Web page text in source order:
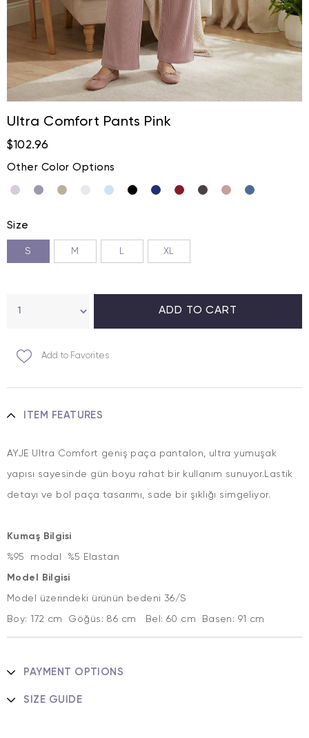
Ultra Comfort Pants Pink
$102.96
Other Color Options
Size
S M L XL
Add to Favorites
ITEM FEATURES
AYJE Ultra Comfort geniş paça pantalon, ultra yumuşak
yapısı sayesinde gün boyu rahat bir kullanım sunuyor.Lastik
detayı ve bol paça tasarımı, sade bir şıklığı simgeliyor.
Kumaş Bilgisi
%95 modal %5 Elastan
Model Bilgisi
Model üzerindeki ürünün bedeni 36/S
Boy: 172 cm Göğüs: 86 cm Bel: 60 cm Basen: 91 cm
PAYMENT OPTIONS
SIZE GUIDE